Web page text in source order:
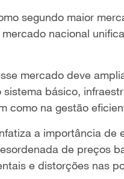
segundo maior
nacional
mercado deve
básico,
como na gestão
a importância
de preços
e distorções nas